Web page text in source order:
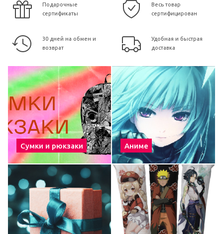
Подарочные
сертификаты
Весь товар
сертифицирован
30 дней на обмен и
возврат
Удобная и быстрая
доставка
Сумки и рюкзаки Аниме